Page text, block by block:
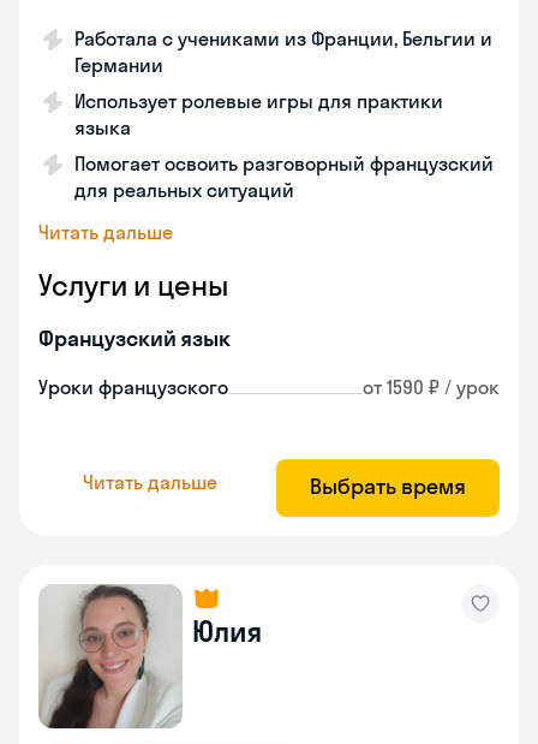
Работала с учениками из Франции, Бельгии и
Германии
Использует ролевые игры для практики
языка
Помогает освоить разговорный французский
для реальных ситуаций
Читать дальше
Услуги и цены
Французский язык
Уроки французского от 1590 ₽ / урок
Читать дальше Выбрать время
Юлия